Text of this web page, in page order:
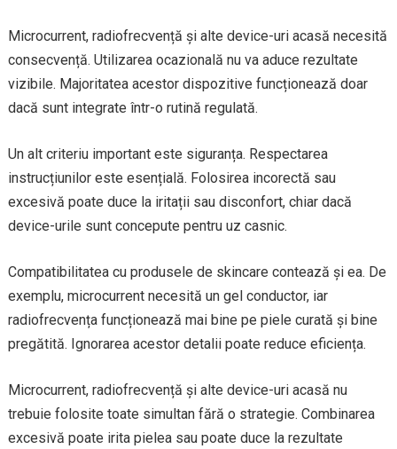
Microcurrent, radiofrecvență și alte device-uri acasă necesită
consecvență. Utilizarea ocazională nu va aduce rezultate
vizibile. Majoritatea acestor dispozitive funcționează doar
dacă sunt integrate într-o rutină regulată.
Un alt criteriu important este siguranța. Respectarea
instrucțiunilor este esențială. Folosirea incorectă sau
excesivă poate duce la iritații sau disconfort, chiar dacă
device-urile sunt concepute pentru uz casnic.
Compatibilitatea cu produsele de skincare contează și ea. De
exemplu, microcurrent necesită un gel conductor, iar
radiofrecvența funcționează mai bine pe piele curată și bine
pregătită. Ignorarea acestor detalii poate reduce eficiența.
Microcurrent, radiofrecvență și alte device-uri acasă nu
trebuie folosite toate simultan fără o strategie. Combinarea
excesivă poate irita pielea sau poate duce la rezultate